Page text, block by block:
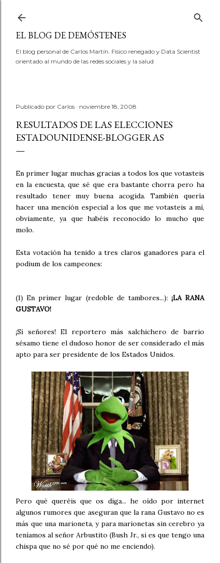
EL BLOG DE DEMÓSTENES
El blog personal de Carlos Martín. Físico renegado y Data Scientist
orientado al mundo de las redes sociales y la salud
Publicado por Carlos noviembre 18, 2008
RESULTADOS DE LAS ELECCIONES
ESTADOUNIDENSE-BLOGGERAS
En primer lugar muchas gracias a todos los que votasteis
en la encuesta, que sé que era bastante chorra pero ha
resultado tener muy buena acogida. También quería
hacer una mención especial a los que me votasteis a mí,
obviamente, ya que habéis reconocido lo mucho que
molo.
Esta votación ha tenido a tres claros ganadores para el
podium de los campeones:
(1) En primer lugar (redoble de tambores...): ¡LA RANA
GUSTAVO!
¡Sí señores! El reportero más salchichero de barrio
sésamo tiene el dudoso honor de ser considerado el más
apto para ser presidente de los Estados Unidos.
Pero qué queréis que os diga... he oído por internet
algunos rumores que aseguran que la rana Gustavo no es
más que una marioneta, y para marionetas sin cerebro ya
teníamos al señor Arbustito (Bush Jr., si es que tengo una
chispa que no sé por qué no me enciendo).